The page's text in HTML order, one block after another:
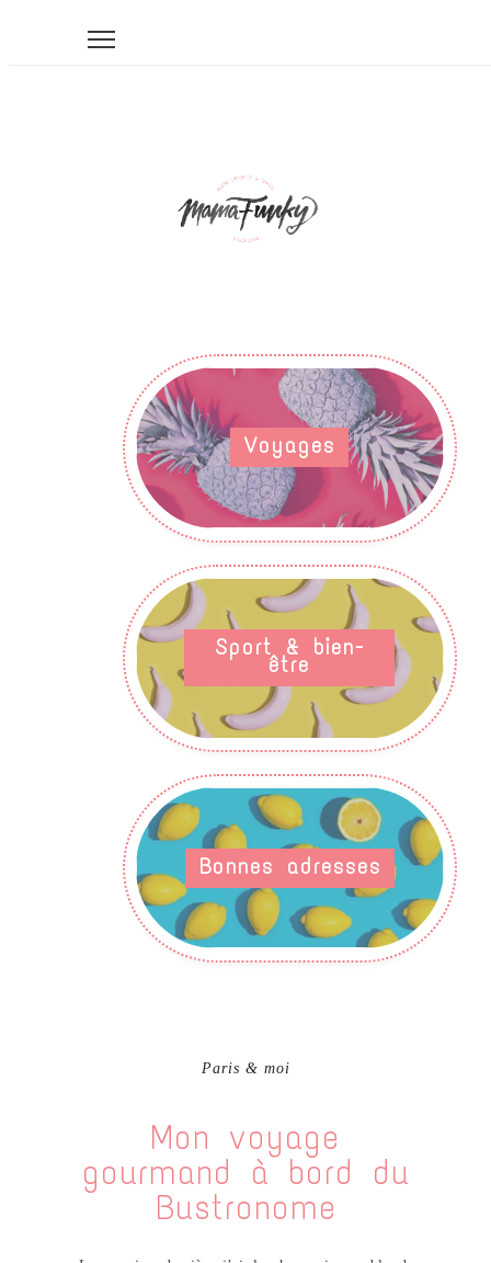
Voyages
Sport & bien-
être
Bonnes adresses
Paris & moi
Mon voyage
gourmand à bord du
Bustronome